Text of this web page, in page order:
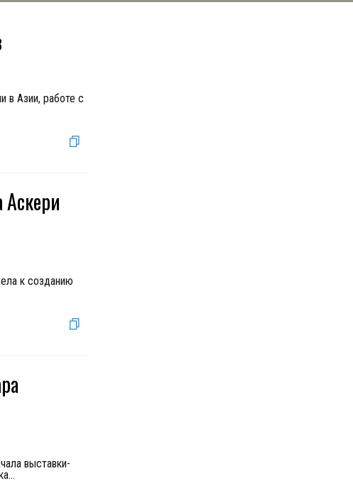
в Азии, работе с
к созданию
выставки-
...